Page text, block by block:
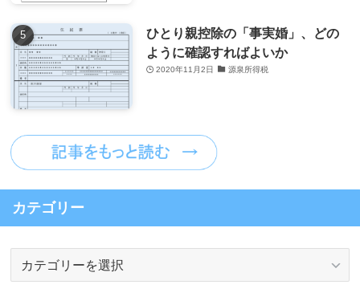
ひとり親控除の「事実婚」、どの
ように確認すればよいか
2020年11月2日 源泉所得税
カテゴリー